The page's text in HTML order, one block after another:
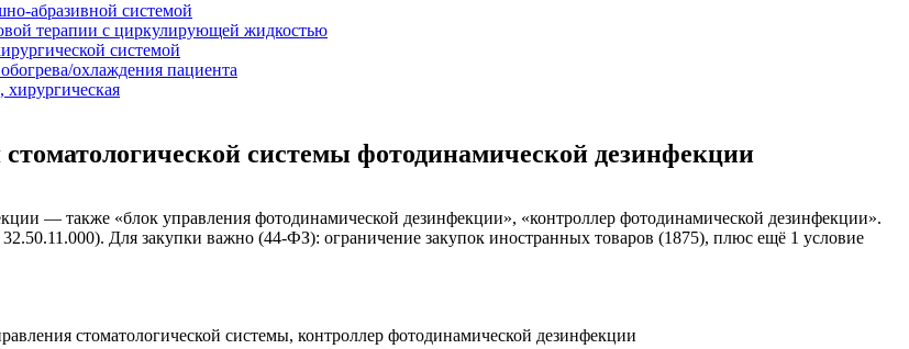
абразивной системой
терапии с циркулирующей жидкостью
системой
охлаждения пациента
хирургическая
системы фотодинамической дезинфекции
— также «блок управления фотодинамической дезинфекции», «контроллер фотодинамической дезинфекции».
Для закупки важно (44-ФЗ): ограничение закупок иностранных товаров (1875), плюс ещё 1 условие
стоматологической системы, контроллер фотодинамической дезинфекции